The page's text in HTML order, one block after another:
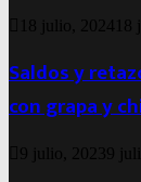
18 julio, 2024
Saldos y
con grapa y
9 julio, 20239